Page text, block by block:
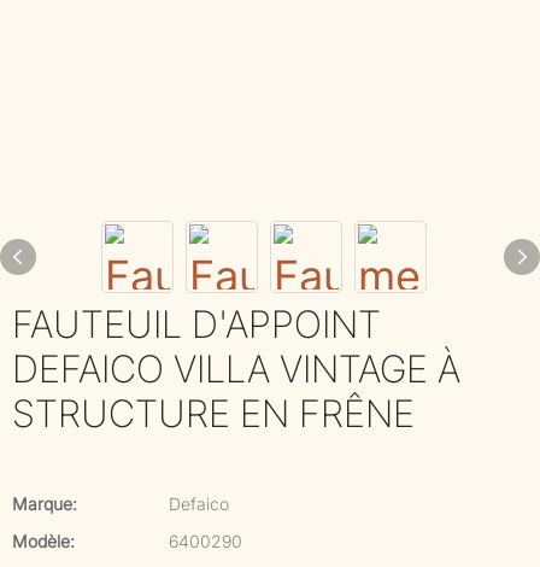
FAUTEUIL D'APPOINT
DEFAICO VILLA VINTAGE À
STRUCTURE EN FRÊNE
Marque:
Defaico
Modèle:
6400290